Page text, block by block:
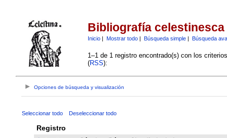
Bibliografía celestinesca
Inicio| Mostrar todo| Búsqueda simple| Búsqueda
1–1 de 1 registro encontrado(s) con los
(RSS):
Opciones de búsqueda y visualización
Seleccionar todo Deseleccionar todo
Registro